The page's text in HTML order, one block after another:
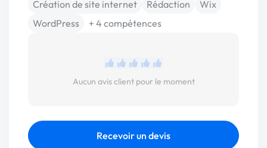
Création de site internet
Rédaction
Wix
WordPress
+ 4 compétences
Aucun avis client pour le moment
Recevoir un devis